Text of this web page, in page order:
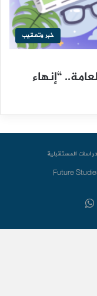
خبر وتعقيب
“إنهاء
Future